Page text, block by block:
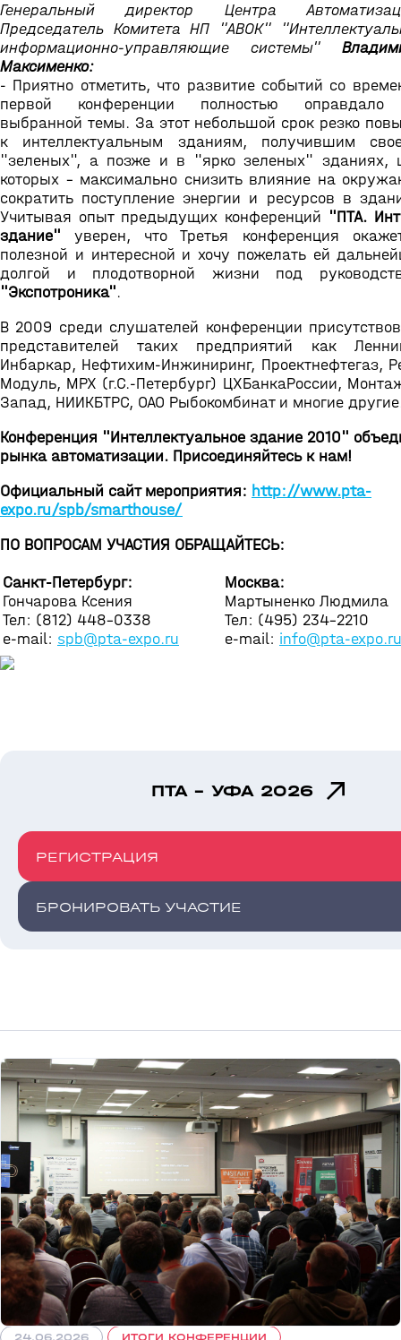
Генеральный директор Центра
Председатель Комитета НП "АВОК"
информационно-управляющие системы"
Максименко:
- Приятно отметить, что развитие событий со
первой конференции полностью оправдало
выбранной темы. За этот небольшой срок резко
к интеллектуальным зданиям, получившим
"зеленых", а позже и в "ярко зеленых" зданиях,
которых – максимально снизить влияние на
сократить поступление энергии и ресурсов в
Учитывая опыт предыдущих конференций "ПТА.
здание" уверен, что Третья конференция
полезной и интересной и хочу пожелать ей
долгой и плодотворной жизни под
"Экспотроника".
В 2009 среди слушателей конференции
представителей таких предприятий как
Инбаркар, Нефтихим-Инжиниринг, Проектнефтегаз,
Модуль, МРХ (г.С.-Петербург) ЦХБанкаРоссии,
Запад, НИИКБТРС, ОАО Рыбокомбинат и многие
Конференция "Интеллектуальное здание 2010"
рынка автоматизации. Присоединяйтесь к нам!
Официальный сайт мероприятия: http://www.pta-
expo.ru/spb/smarthouse/
ПО ВОПРОСАМ УЧАСТИЯ ОБРАЩАЙТЕСЬ:
Санкт-Петербург:
Гончарова Ксения
Тел: (812) 448-0338
e-mail: spb@pta-expo.ru
Москва:
Мартыненко Людмила
Тел: (495) 234-2210
e-mail: info@pta-expo.ru
ПТА - УФА 2026
РЕГИСТРАЦИЯ
БРОНИРОВАТЬ УЧАСТИЕ
24.06.2026 ИТОГИ КОНФЕРЕНЦИИ